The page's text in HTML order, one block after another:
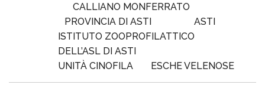
CALLIANO MONFERRATO
PROVINCIA DI ASTI
ASTI
ISTITUTO ZOOPROFILATTICO
DELL’ASL DI ASTI
UNITÀ CINOFILA
ESCHE VELENOSE